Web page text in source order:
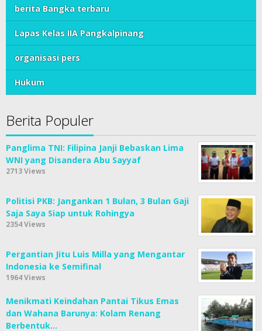
berita Bangka terbaru
Lapas Kelas IIA Pangkalpinang
organisasi pers
Hukum
Berita Populer
Panglima TNI: Filipina Janji Bebaskan Lima
WNI yang Disandera Abu Sayyaf
2713 Views
Politisi PKB: Jangankan 1 Bulan, 3 Bulan Gaji
Saja Saya Siap untuk Rohingya
2354 Views
Pergantian Jitu Luis Milla yang Mengantar
Indonesia ke Semifinal
1964 Views
Menikmati Keindahan Pantai Tikus Emas
dan Wahana Barunya: Kolam Renang
Berbentuk…